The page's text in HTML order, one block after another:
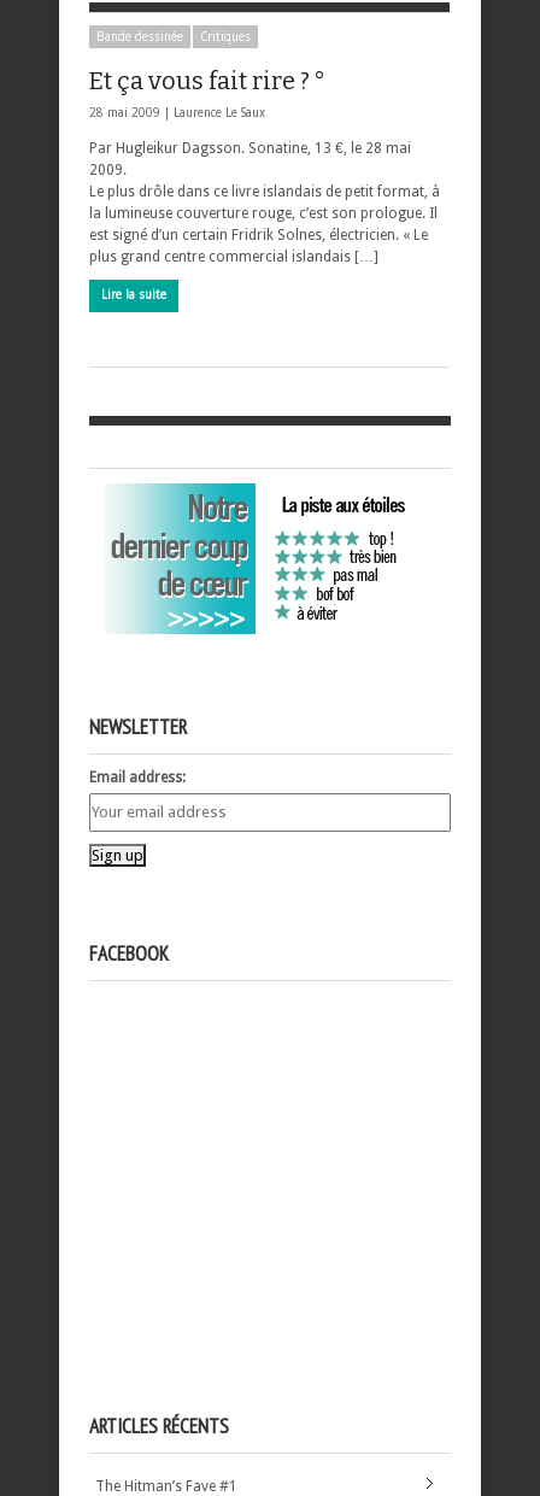
Bande dessinée Critiques
Et ça vous fait rire ? °
28 mai 2009 | Laurence Le Saux
Par Hugleikur Dagsson. Sonatine, 13 €, le 28 mai
2009.
Le plus drôle dans ce livre islandais de petit format, à
la lumineuse couverture rouge, c’est son prologue. Il
est signé d’un certain Fridrik Solnes, électricien. « Le
plus grand centre commercial islandais […]
Lire la suite
NEWSLETTER
Email address:
FACEBOOK
ARTICLES RÉCENTS
The Hitman’s Fave #1